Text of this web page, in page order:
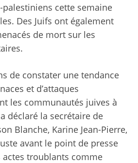
cette semaine
Des Juifs ont également
de mort sur les
de constater une tendance
et d’attaques
les communautés juives à
déclaré la secrétaire de
Blanche, Karine Jean-Pierre,
avant le point de presse
actes troublants comme